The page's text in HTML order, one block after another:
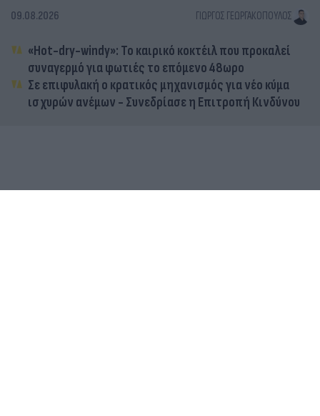
09.08.2026 ΓΙΏΡΓΟΣ ΓΕΩΡΓΑΚΌΠΟΥΛΟΣ
«Hot-dry-windy»: Το καιρικό κοκτέιλ που προκαλεί
συναγερμό για φωτιές το επόμενο 48ωρο
Σε επιφυλακή ο κρατικός μηχανισμός για νέο κύμα
ισχυρών ανέμων - Συνεδρίασε η Επιτροπή Κινδύνου